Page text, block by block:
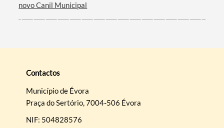
novo Canil Municipal
Contactos
Município de Évora
Praça do Sertório, 7004-506 Évora
NIF: 504828576